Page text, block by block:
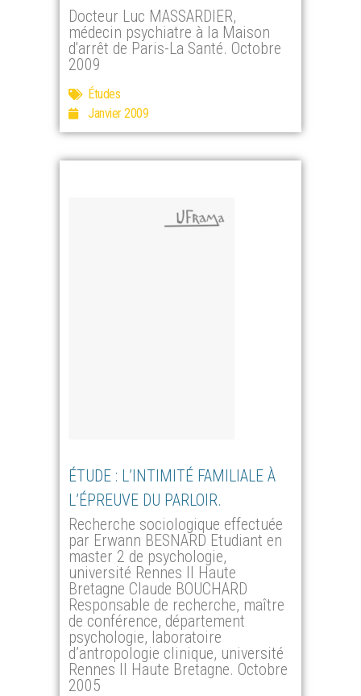
Docteur Luc MASSARDIER,
médecin psychiatre à la Maison
d'arrêt de Paris-La Santé. Octobre
2009
Études
Janvier 2009
ÉTUDE : L’INTIMITÉ FAMILIALE À
L’ÉPREUVE DU PARLOIR.
Recherche sociologique effectuée
par Erwann BESNARD Etudiant en
master 2 de psychologie,
université Rennes II Haute
Bretagne Claude BOUCHARD
Responsable de recherche, maître
de conférence, département
psychologie, laboratoire
d’antropologie clinique, université
Rennes II Haute Bretagne. Octobre
2005